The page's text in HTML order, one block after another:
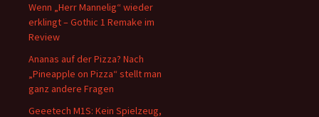
Wenn „Herr Mannelig“ wieder
erklingt – Gothic 1 Remake im
Review
Ananas auf der Pizza? Nach
„Pineapple on Pizza“ stellt man
ganz andere Fragen
Geeetech M1S: Kein Spielzeug,